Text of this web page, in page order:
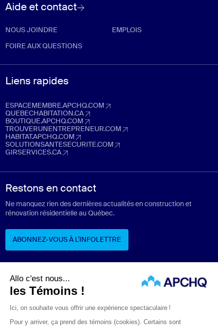
Aide et contact
NOUS JOINDRE EMPLOIS
FOIRE AUX QUESTIONS
Liens rapides
ESPACEMEMBRE.APCHQ.COM
espacemembre.apchq.com (Ouvre dans un nouvel onglet)
QUEBECHABITATION.CA
quebechabitation.ca (Ouvre dans un nouvel onglet)
BOUTIQUE.APCHQ.COM
boutique.apchq.com (Ouvre dans un nouvel onglet)
TROUVERUNENTREPRENEUR.COM
trouverunentrepreneur.com (Ouvre dans un nouvel onglet)
HABITAT.APCHQ.COM
habitat.apchq.com (Ouvre dans un nouvel onglet)
SOLUTIONSANTESECURITE.COM
solutionsantesecurite.com (Ouvre dans un nouvel onglet)
GIRSERVICES.CA
Restons en contact
Ne manquez rien des dernières actualités en construction et
rénovation résidentielle au Québec.
ABONNEZ-VOUS À L’INFOLETTRE
ABONNEZ-VOUS À L’INFOLETTRE
Suivez-nous